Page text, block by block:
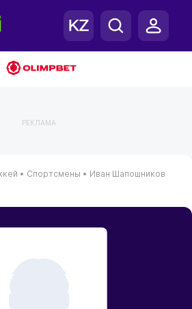
РЕКЛАМА
• Спортсмены • Иван Шапошников